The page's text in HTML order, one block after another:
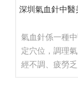
深圳氣血針中醫
氣血針係一種
定穴位，調理
經不調、疲勞